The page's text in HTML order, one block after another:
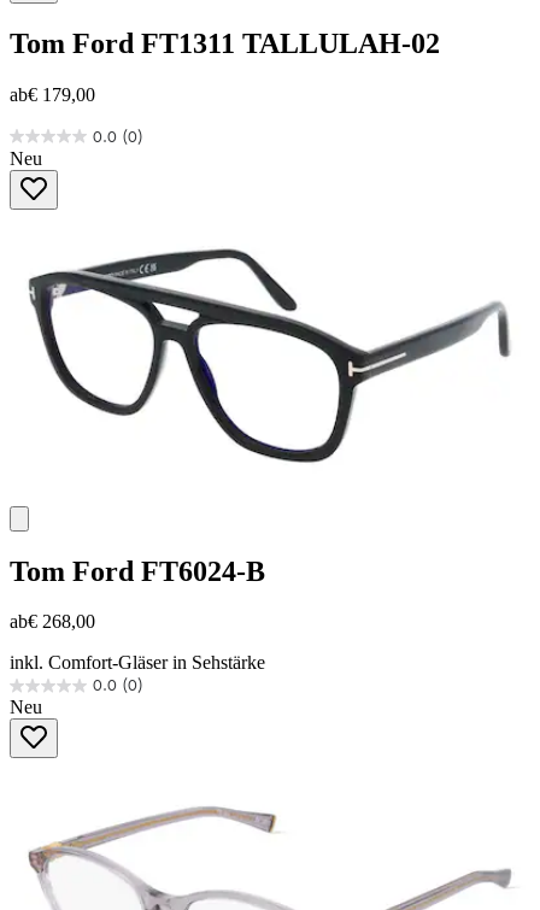
Tom Ford FT1311 TALLULAH-02
ab€ 179,00
0.0 (0)
0.0
von
Sternen.
Neu
Tom Ford FT6024-B
ab€ 268,00
inkl. Comfort-Gläser in Sehstärke
0.0 (0)
0.0
von
Sternen.
Neu